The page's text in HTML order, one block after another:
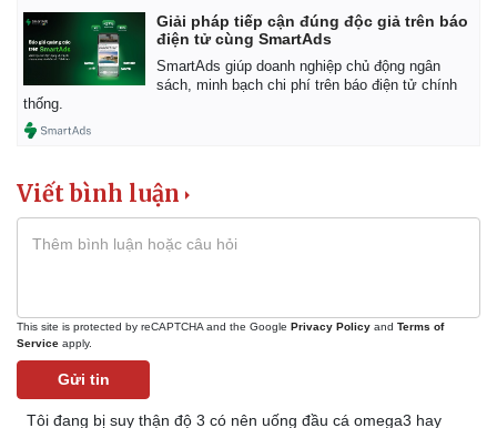
Kinh tế
Bất động sản
Thị trường
Chứng khoán
Giải pháp tiếp cận đúng độc giả trên báo
điện tử cùng SmartAds
SmartAds giúp doanh nghiệp chủ động ngân
sách, minh bạch chi phí trên báo điện tử chính
thống.
Viết bình luận
This site is protected by reCAPTCHA and the Google Privacy Policy and Terms of
Service apply.
Gửi tin
Tôi đang bị suy thận độ 3 có nên uống đầu cá omega3 hay